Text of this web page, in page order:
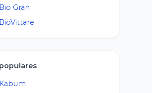
Bio Gran
BioVittare
Kabum